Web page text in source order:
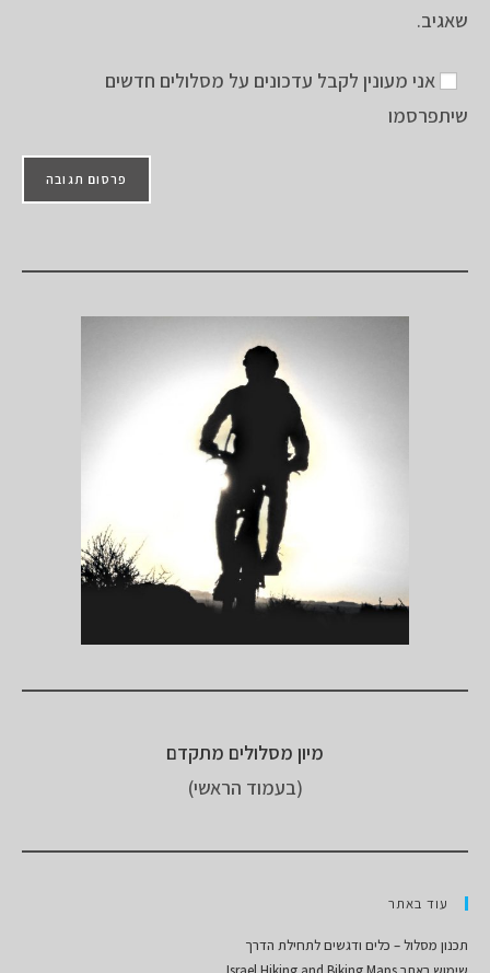
שלך
שאגיב.
אני מעונין לקבל עדכונים על מסלולים חדשים
שיתפרסמו
מיון מסלולים מתקדם
(בעמוד הראשי)
עוד באתר
תכנון מסלול – כלים ודגשים לתחילת הדרך